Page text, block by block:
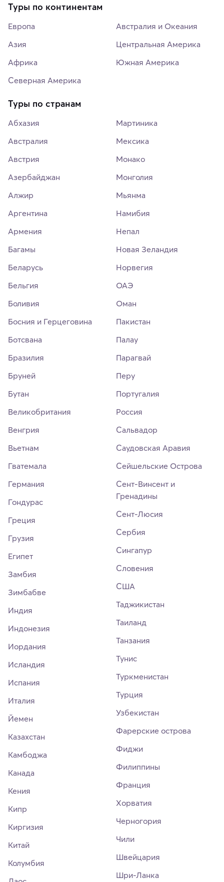
Туры по континентам
Европа
Азия
Африка
Северная Америка
Австралия и Океания
Центральная Америка
Южная Америка
Туры по странам
Абхазия
Австралия
Австрия
Азербайджан
Алжир
Аргентина
Армения
Багамы
Беларусь
Бельгия
Боливия
Босния и Герцеговина
Ботсвана
Бразилия
Бруней
Бутан
Великобритания
Венгрия
Вьетнам
Гватемала
Германия
Гондурас
Греция
Грузия
Египет
Замбия
Зимбабве
Индия
Индонезия
Иордания
Исландия
Испания
Италия
Йемен
Казахстан
Камбоджа
Канада
Кения
Кипр
Киргизия
Китай
Колумбия
Мартиника
Мексика
Монако
Монголия
Мьянма
Намибия
Непал
Новая Зеландия
Норвегия
ОАЭ
Оман
Пакистан
Палау
Парагвай
Перу
Португалия
Россия
Сальвадор
Саудовская Аравия
Сейшельские Острова
Сент-Винсент и
Гренадины
Сент-Люсия
Сербия
Сингапур
Словения
США
Таджикистан
Таиланд
Танзания
Тунис
Туркменистан
Турция
Узбекистан
Фарерские острова
Фиджи
Филиппины
Франция
Хорватия
Черногория
Чили
Швейцария
Шри-Ланка